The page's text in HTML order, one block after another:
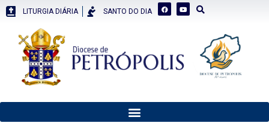
LITURGIA DIÁRIA SANTO DO DIA